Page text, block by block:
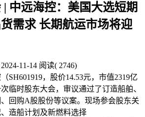
中远海控：美国大选短期
需求 长期航运市场将迎
2024-11-14 阅读( 2746)
SH601919，股价14.53元，市值2319亿
临时股东大会，审议通过了订造船舶、
回购A股股份等议案。现场参会股东关
造船计划及新燃料选择